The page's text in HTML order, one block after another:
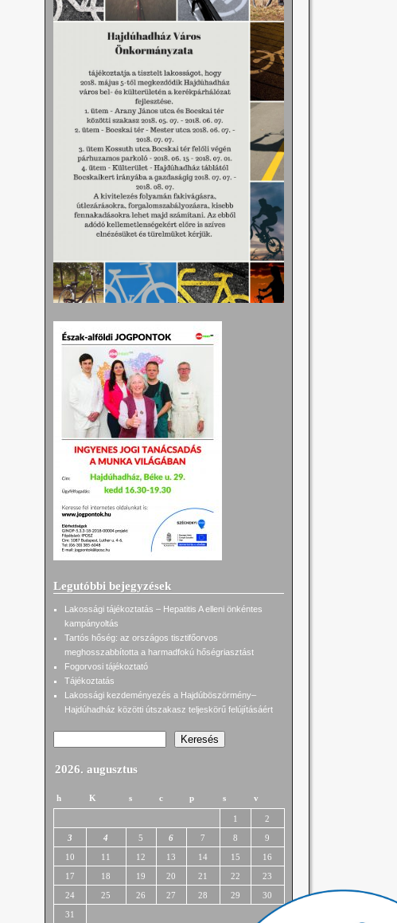
Legutóbbi bejegyzések
Lakossági tájékoztatás – Hepatitis A elleni önkéntes
kampányoltás
Tartós hőség: az országos tisztifőorvos
meghosszabbította a harmadfokú hőségriasztást
Fogorvosi tájékoztató
Tájékoztatás
Lakossági kezdeményezés a Hajdúböszörmény–
Hajdúhadház közötti útszakasz teljeskörű felújításáért
Keresés
2026. augusztus
h K s c p s v
1
2
3
4 5 6 7 8
9
10
11 12 13 14 15
16
17
18 19 20 21 22
23
24
25 26 27 28 29
30
31